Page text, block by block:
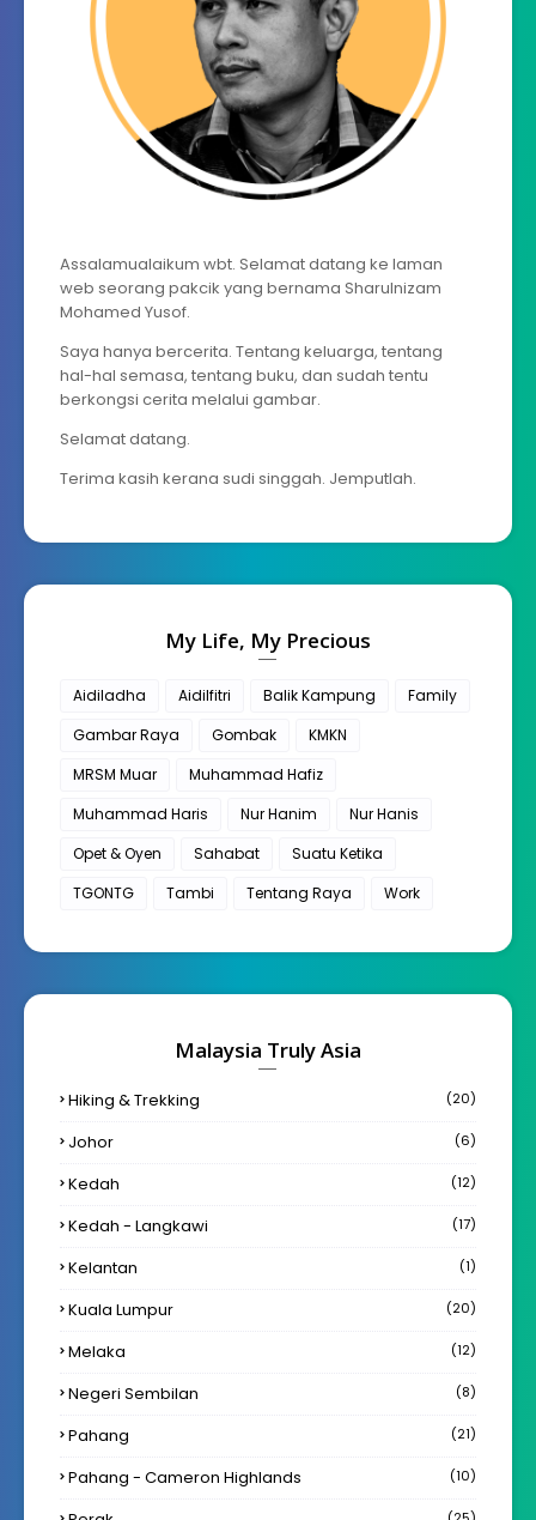
Assalamualaikum wbt. Selamat datang ke laman
web seorang pakcik yang bernama Sharulnizam
Mohamed Yusof.
Saya hanya bercerita. Tentang keluarga, tentang
hal-hal semasa, tentang buku, dan sudah tentu
berkongsi cerita melalui gambar.
Selamat datang.
Terima kasih kerana sudi singgah. Jemputlah.
My Life, My Precious
Aidiladha Aidilfitri Balik Kampung
Family
Gambar Raya
Gombak
KMKN
MRSM Muar
Muhammad Hafiz
Muhammad Haris
Nur Hanim
Nur Hanis
Opet & Oyen
Sahabat
Suatu Ketika
TGONTG
Tambi Tentang Raya Work
Malaysia Truly Asia
Hiking & Trekking (20)
Johor (6)
Kedah (12)
Kedah - Langkawi (17)
Kelantan (1)
Kuala Lumpur (20)
Melaka (12)
Negeri Sembilan (8)
Pahang (21)
Pahang - Cameron Highlands (10)